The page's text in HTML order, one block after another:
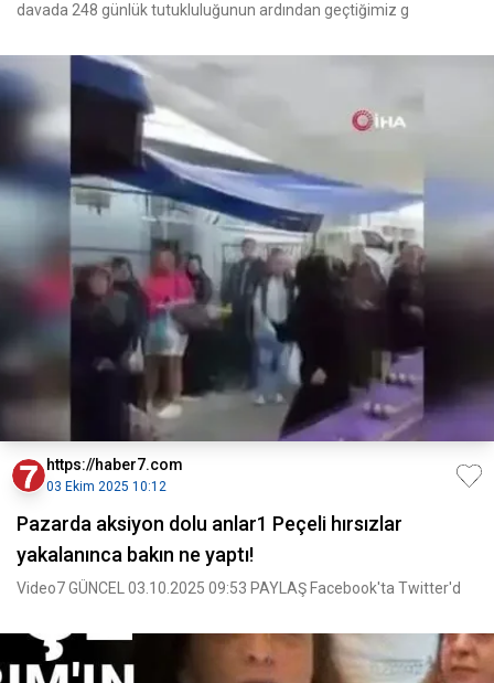
davada 248 günlük tutukluluğunun ardından geçtiğimiz g
https://haber7.com
03 Ekim 2025 10:12
Pazarda aksiyon dolu anlar1 Peçeli hırsızlar
yakalanınca bakın ne yaptı!
Video7 GÜNCEL 03.10.2025 09:53 PAYLAŞ Facebook'ta Twitter'd